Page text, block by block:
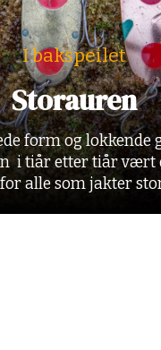
I bakspeilet
Storauren
form og lokkende
i tiår etter tiår vært
alle som jakter